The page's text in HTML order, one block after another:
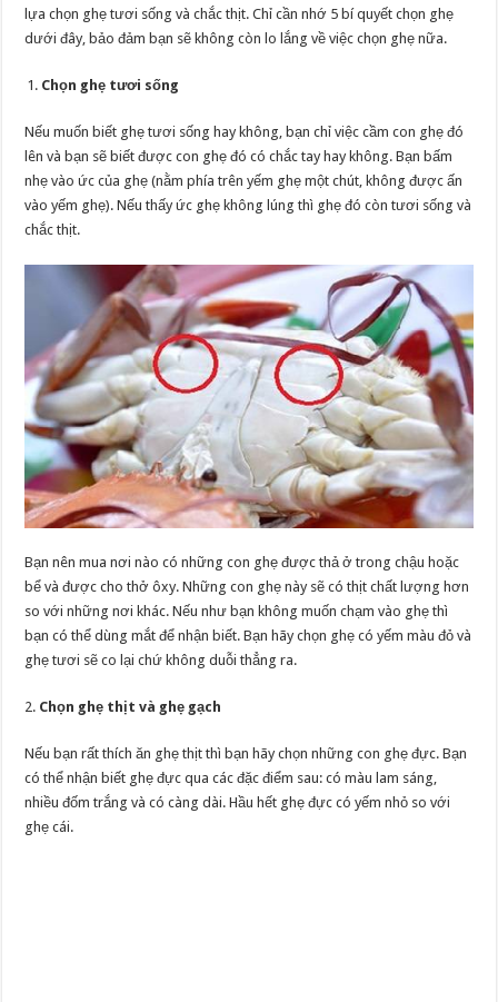
lựa chọn ghẹ tươi sống và chắc thịt. Chỉ cần nhớ 5 bí quyết chọn ghẹ
dưới đây, bảo đảm bạn sẽ không còn lo lắng về việc chọn ghẹ nữa.
Chọn ghẹ tươi sống
Nếu muốn biết ghẹ tươi sống hay không, bạn chỉ việc cầm con ghẹ đó
lên và bạn sẽ biết được con ghẹ đó có chắc tay hay không. Bạn bấm
nhẹ vào ức của ghẹ (nằm phía trên yếm ghẹ một chút, không được ấn
vào yếm ghẹ). Nếu thấy ức ghẹ không lúng thì ghẹ đó còn tươi sống và
chắc thịt.
Bạn nên mua nơi nào có những con ghẹ được thả ở trong chậu hoặc
bể và được cho thở ôxy. Những con ghẹ này sẽ có thịt chất lượng hơn
so với những nơi khác. Nếu như bạn không muốn chạm vào ghẹ thì
bạn có thể dùng mắt để nhận biết. Bạn hãy chọn ghẹ có yếm màu đỏ và
ghẹ tươi sẽ co lại chứ không duỗi thẳng ra.
2. Chọn ghẹ thịt và ghẹ gạch
Nếu bạn rất thích ăn ghẹ thịt thì bạn hãy chọn những con ghẹ đực. Bạn
có thể nhận biết ghẹ đực qua các đặc điểm sau: có màu lam sáng,
nhiều đốm trắng và có càng dài. Hầu hết ghẹ đực có yếm nhỏ so với
ghẹ cái.